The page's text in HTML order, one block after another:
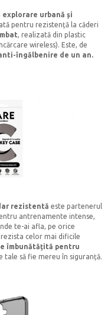
urbană și
pentru rezistență la căderi
, realizată din plastic
wireless). Este, de
îngălbenire de un an.
rezistentă este partenerul
antrenamente intense,
te-ai afla, pe orice
celor mai dificile
îmbunătățită pentru
să fie mereu în siguranță.